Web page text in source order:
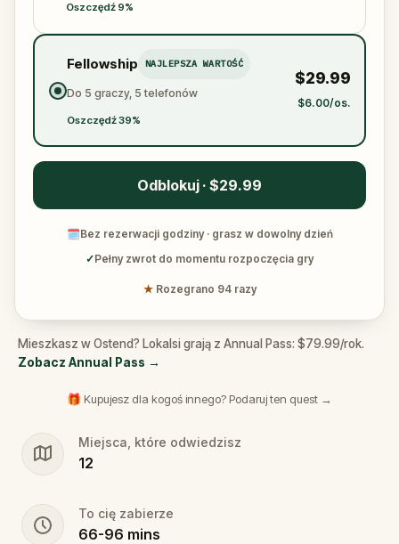
Oszczędź 9%
Fellowship NAJLEPSZA WARTOŚĆ
Do 5 graczy, 5 telefonów
Oszczędź 39%
$29.99
$6.00/os.
Odblokuj · $29.99
🗓Bez rezerwacji godziny · grasz w dowolny dzień
✓Pełny zwrot do momentu rozpoczęcia gry
★ Rozegrano 94 razy
Mieszkasz w Ostend? Lokalsi grają z Annual Pass: $79.99/rok.
Zobacz Annual Pass →
🎁 Kupujesz dla kogoś innego? Podaruj ten quest →
Miejsca, które odwiedzisz
12
To cię zabierze
66-96 mins